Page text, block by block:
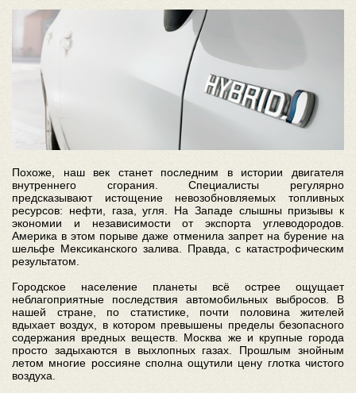
Похоже, наш век станет последним в истории двигателя
внутреннего сгорания. Специалисты регулярно
предсказывают истощение невозобновляемых топливных
ресурсов: нефти, газа, угля. На Западе слышны призывы к
экономии и независимости от экспорта углеводородов.
Америка в этом порыве даже отменила запрет на бурение на
шельфе Мексиканского залива. Правда, с катастрофическим
результатом.
Городское население планеты всё острее ощущает
неблагоприятные последствия автомобильных выбросов. В
нашей стране, по статистике, почти половина жителей
вдыхает воздух, в котором превышены пределы безопасного
содержания вредных веществ. Москва же и крупные города
просто задыхаются в выхлопных газах. Прошлым знойным
летом многие россияне сполна ощутили цену глотка чистого
воздуха.